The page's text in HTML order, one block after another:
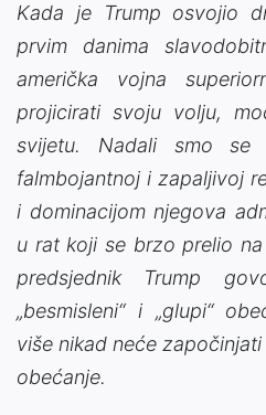
Kada je Trump osvojio
prvim danima
američka vojna
projicirati svoju volju,
svijetu. Nadali smo
falmbojantnoj i zapaljivoj
i dominacijom njegova
u rat koji se brzo prelio
predsjednik Trump
„besmisleni“ i „glupi“
više nikad neće
obećanje.